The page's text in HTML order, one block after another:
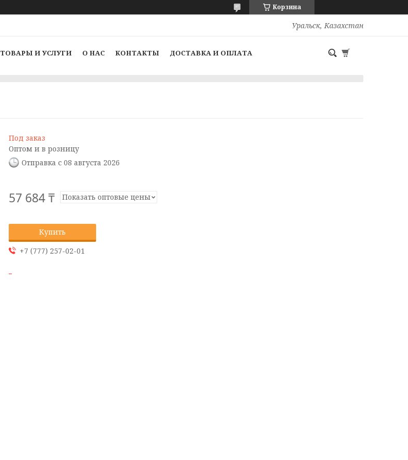
Корзина
Уральск, Казахстан
ТОВАРЫ И УСЛУГИ О НАС КОНТАКТЫ ДОСТАВКА И ОПЛАТА
Под заказ
Оптом и в розницу
Отправка с 08 августа 2026
57 684 ₸ Показать оптовые цены
Купить
+7 (777) 257-02-01